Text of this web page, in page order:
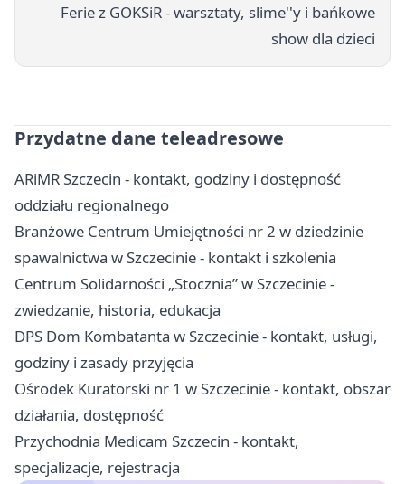
Ferie z GOKSiR - warsztaty, slime''y i bańkowe
show dla dzieci
Przydatne dane teleadresowe
ARiMR Szczecin - kontakt, godziny i dostępność
oddziału regionalnego
Branżowe Centrum Umiejętności nr 2 w dziedzinie
spawalnictwa w Szczecinie - kontakt i szkolenia
Centrum Solidarności „Stocznia” w Szczecinie -
zwiedzanie, historia, edukacja
DPS Dom Kombatanta w Szczecinie - kontakt, usługi,
godziny i zasady przyjęcia
Ośrodek Kuratorski nr 1 w Szczecinie - kontakt, obszar
działania, dostępność
Przychodnia Medicam Szczecin - kontakt,
specjalizacje, rejestracja